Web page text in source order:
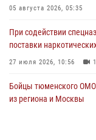
армии Ивана
05 августа 2026, 05:35
При содействии
поставки
27 июля 2026, 10:56 1
Бойцы тюменского
из региона и Москвы